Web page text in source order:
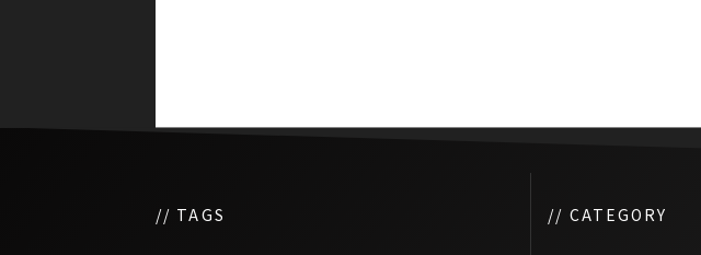
// TAGS // CATEGORY